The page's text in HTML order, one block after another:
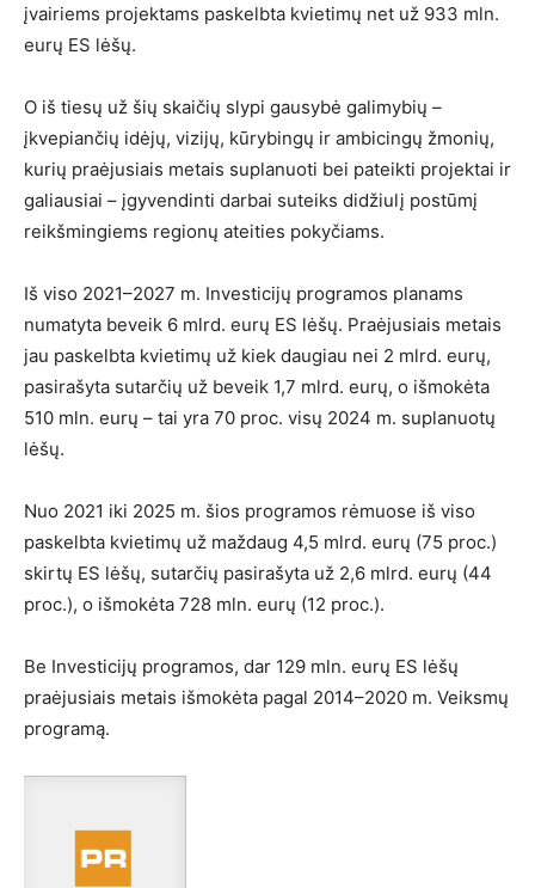
įvairiems projektams paskelbta kvietimų net už 933 mln.
eurų ES lėšų.
O iš tiesų už šių skaičių slypi gausybė galimybių –
įkvepiančių idėjų, vizijų, kūrybingų ir ambicingų žmonių,
kurių praėjusiais metais suplanuoti bei pateikti projektai ir
galiausiai – įgyvendinti darbai suteiks didžiulį postūmį
reikšmingiems regionų ateities pokyčiams.
Iš viso 2021–2027 m. Investicijų programos planams
numatyta beveik 6 mlrd. eurų ES lėšų. Praėjusiais metais
jau paskelbta kvietimų už kiek daugiau nei 2 mlrd. eurų,
pasirašyta sutarčių už beveik 1,7 mlrd. eurų, o išmokėta
510 mln. eurų – tai yra 70 proc. visų 2024 m. suplanuotų
lėšų.
Nuo 2021 iki 2025 m. šios programos rėmuose iš viso
paskelbta kvietimų už maždaug 4,5 mlrd. eurų (75 proc.)
skirtų ES lėšų, sutarčių pasirašyta už 2,6 mlrd. eurų (44
proc.), o išmokėta 728 mln. eurų (12 proc.).
Be Investicijų programos, dar 129 mln. eurų ES lėšų
praėjusiais metais išmokėta pagal 2014–2020 m. Veiksmų
programą.